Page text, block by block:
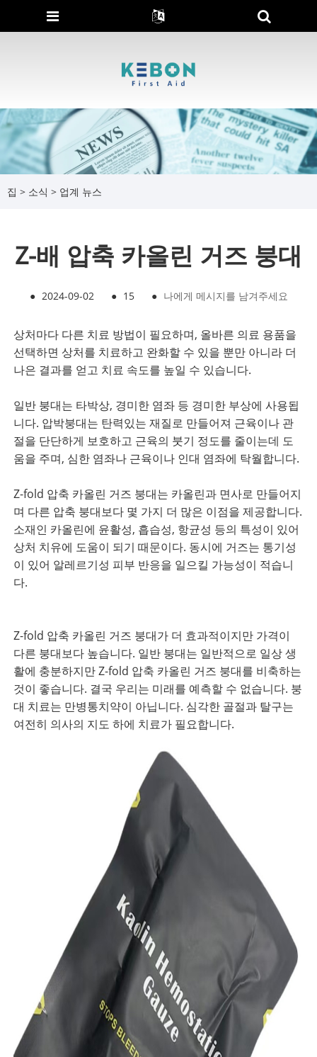
집 > 소식 > 업계 뉴스
Z-배 압축 카올린 거즈 붕대
● 2024-09-02 ● 15 ● 나에게 메시지를 남겨주세요
상처마다 다른 치료 방법이 필요하며, 올바른 의료 용품을
선택하면 상처를 치료하고 완화할 수 있을 뿐만 아니라 더
나은 결과를 얻고 치료 속도를 높일 수 있습니다.
일반 붕대는 타박상, 경미한 염좌 등 경미한 부상에 사용됩
니다. 압박붕대는 탄력있는 재질로 만들어져 근육이나 관
절을 단단하게 보호하고 근육의 붓기 정도를 줄이는데 도
움을 주며, 심한 염좌나 근육이나 인대 염좌에 탁월합니다.
Z-fold 압축 카올린 거즈 붕대는 카올린과 면사로 만들어지
며 다른 압축 붕대보다 몇 가지 더 많은 이점을 제공합니다.
소재인 카올린에 윤활성, 흡습성, 항균성 등의 특성이 있어
상처 치유에 도움이 되기 때문이다. 동시에 거즈는 통기성
이 있어 알레르기성 피부 반응을 일으킬 가능성이 적습니
다.
Z-fold 압축 카올린 거즈 붕대가 더 효과적이지만 가격이
다른 붕대보다 높습니다. 일반 붕대는 일반적으로 일상 생
활에 충분하지만 Z-fold 압축 카올린 거즈 붕대를 비축하는
것이 좋습니다. 결국 우리는 미래를 예측할 수 없습니다. 붕
대 치료는 만병통치약이 아닙니다. 심각한 골절과 탈구는
여전히 의사의 지도 하에 치료가 필요합니다.